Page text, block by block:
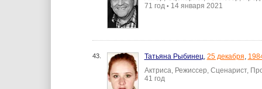
71 год • 14 января 2021
43. Татьяна Рыбинец, 25 декабря,
Актриса, Режиссер, Сценарист,
41 год